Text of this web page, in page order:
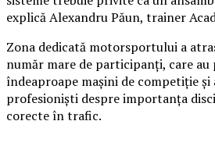
explică Alexandru Păun, trainer
Zona dedicată motorsportului a
număr mare de participanți, care au
îndeaproape mașini de competiție
profesioniști despre importanța
corecte în trafic.